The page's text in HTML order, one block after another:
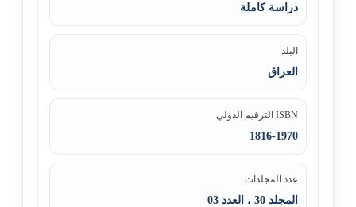
دراسة كاملة
البلد
العراق
ISBN الترقيم الدولي
1816-1970
عدد المجلدات
المجلد 30 ، العدد 03